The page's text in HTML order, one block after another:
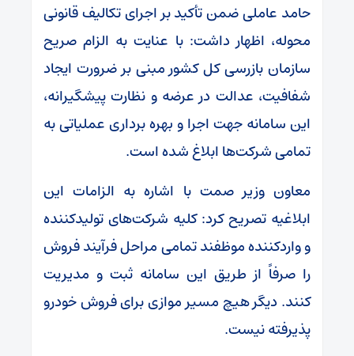
حامد عاملی ضمن تأکید بر اجرای تکالیف قانونی
محوله، اظهار داشت: با عنایت به الزام صریح
سازمان بازرسی کل کشور مبنی بر ضرورت ایجاد
شفافیت، عدالت در عرضه و نظارت پیشگیرانه،
این سامانه جهت اجرا و بهره برداری عملیاتی به
تمامی شرکت‌ها ابلاغ شده است.
معاون وزیر صمت با اشاره به الزامات این
ابلاغیه تصریح کرد: کلیه شرکت‌های تولیدکننده
و واردکننده موظفند تمامی مراحل فرآیند فروش
را صرفاً از طریق این سامانه ثبت و مدیریت
کنند. دیگر هیچ مسیر موازی برای فروش خودرو
پذیرفته نیست.